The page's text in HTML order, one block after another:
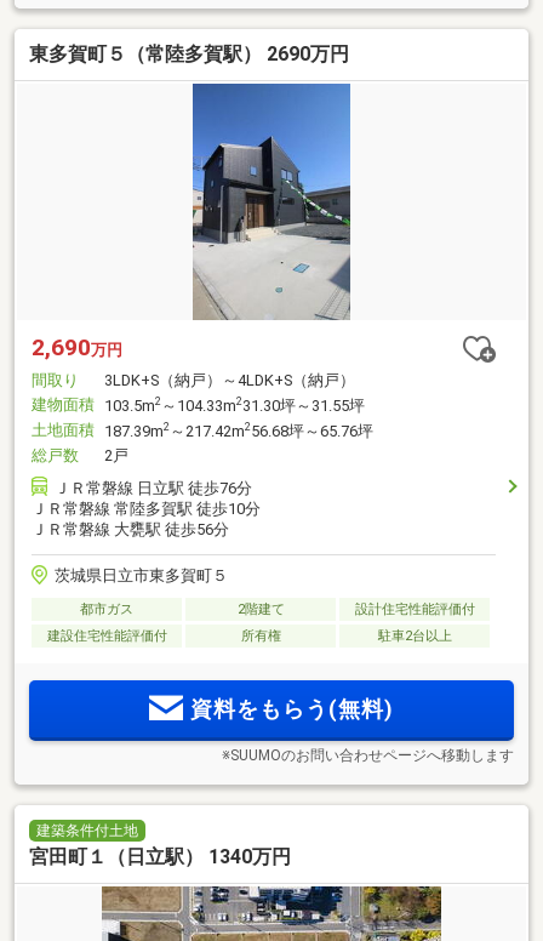
東多賀町５（常陸多賀駅） 2690万円
2,690万円
間取り
3LDK+S（納戸）～4LDK+S（納戸）
建物面積 103.5m2 ～104.33m2 31.30坪～31.55坪
土地面積 187.39m2 ～217.42m2 56.68坪～65.76坪
総戸数
2戸
ＪＲ常磐線 日立駅 徒歩76分
ＪＲ常磐線 常陸多賀駅 徒歩10分
ＪＲ常磐線 大甕駅 徒歩56分
茨城県日立市東多賀町５
都市ガス 2階建て
設計住宅性能評価付
建設住宅性能評価付
所有権 駐車2台以上
資料をもらう(無料)
※SUUMOのお問い合わせページへ移動します
建築条件付土地
宮田町１（日立駅） 1340万円